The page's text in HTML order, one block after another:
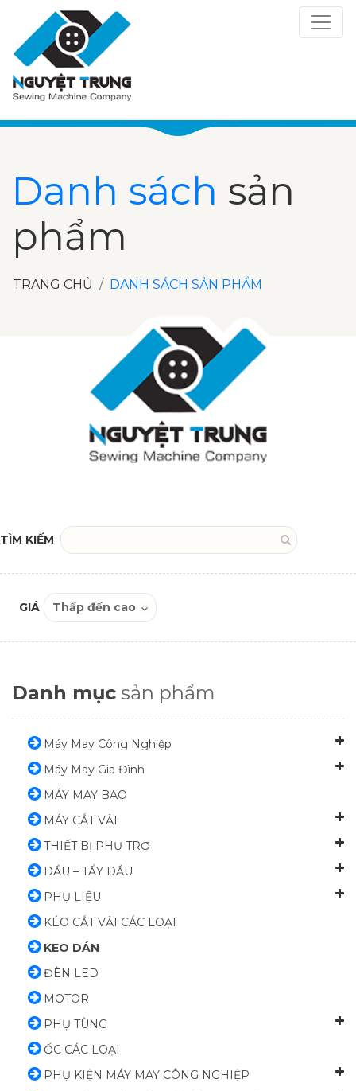
Danh sách sản
phẩm
TRANG CHỦ DANH SÁCH SẢN PHẨM
TÌM KIẾM
GIÁ
Danh mục sản phẩm
Máy May Công Nghiệp
Máy May Gia Đình
MÁY MAY BAO
MÁY CẮT VẢI
THIẾT BỊ PHỤ TRỢ
DẦU – TẨY DẦU
PHỤ LIỆU
KÉO CẮT VẢI CÁC LOẠI
KEO DÁN
ĐÈN LED
MOTOR
PHỤ TÙNG
ỐC CÁC LOẠI
PHỤ KIỆN MÁY MAY CÔNG NGHIỆP